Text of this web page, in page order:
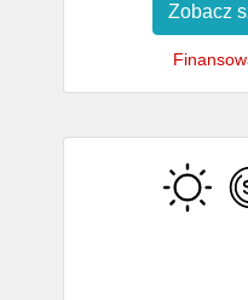
Zobacz